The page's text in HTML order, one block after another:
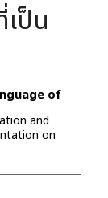
ป็น
of
and
on